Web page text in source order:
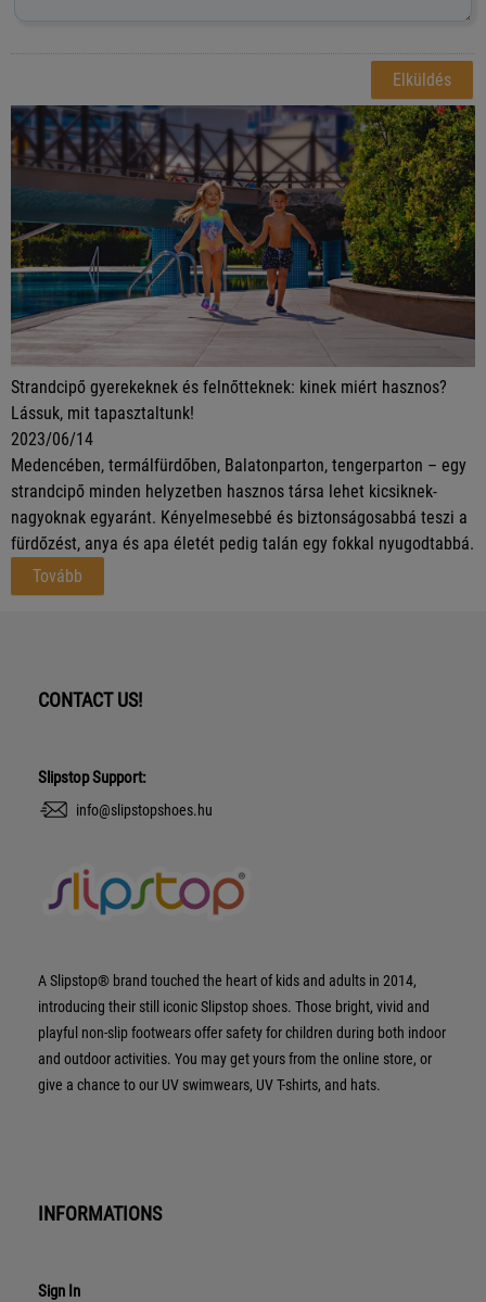
Strandcipő gyerekeknek és felnőtteknek: kinek miért hasznos?
Lássuk, mit tapasztaltunk!
2023/06/14
Medencében, termálfürdőben, Balatonparton, tengerparton – egy
strandcipő minden helyzetben hasznos társa lehet kicsiknek-
nagyoknak egyaránt. Kényelmesebbé és biztonságosabbá teszi a
fürdőzést, anya és apa életét pedig talán egy fokkal nyugodtabbá.
Tovább
CONTACT US!
Slipstop Support:
info@slipstopshoes.hu
A Slipstop® brand touched the heart of kids and adults in 2014,
introducing their still iconic Slipstop shoes. Those bright, vivid and
playful non-slip footwears offer safety for children during both indoor
and outdoor activities. You may get yours from the online store, or
give a chance to our UV swimwears, UV T-shirts, and hats.
INFORMATIONS
Sign In